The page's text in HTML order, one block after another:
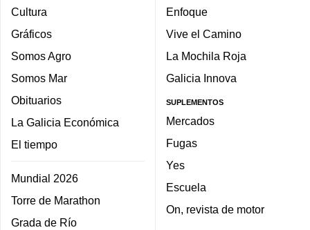
Cultura
Gráficos
Somos Agro
Somos Mar
Obituarios
La Galicia Económica
El tiempo
Mundial 2026
Torre de Marathon
Grada de Río
Enfoque
Vive el Camino
La Mochila Roja
Galicia Innova
SUPLEMENTOS
Mercados
Fugas
Yes
Escuela
On, revista de motor